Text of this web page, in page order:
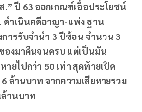
.” ปี 63 ออกเกณฑ์เอื้อประโยชน์
ดำเนินคดีอาญา-แพ่ง ฐาน
การรับจำนำ 3 ปีซ้อน จำนวน 3
องมาคืนจนครบ แต่เป็นมัน
ายไปกว่า 50 เท่า สุดท้ายเปิด
ล้านบาท จากความเสียหายรวม
านบาท